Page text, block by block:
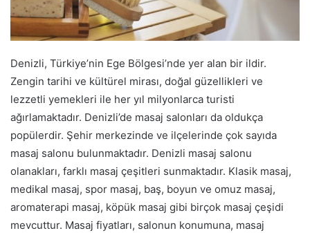
Denizli, Türkiye’nin Ege Bölgesi’nde yer alan bir ildir.
Zengin tarihi ve kültürel mirası, doğal güzellikleri ve
lezzetli yemekleri ile her yıl milyonlarca turisti
ağırlamaktadır. Denizli’de masaj salonları da oldukça
popülerdir. Şehir merkezinde ve ilçelerinde çok sayıda
masaj salonu bulunmaktadır. Denizli masaj salonu
olanakları, farklı masaj çeşitleri sunmaktadır. Klasik masaj,
medikal masaj, spor masaj, baş, boyun ve omuz masaj,
aromaterapi masaj, köpük masaj gibi birçok masaj çeşidi
mevcuttur. Masaj fiyatları, salonun konumuna, masaj